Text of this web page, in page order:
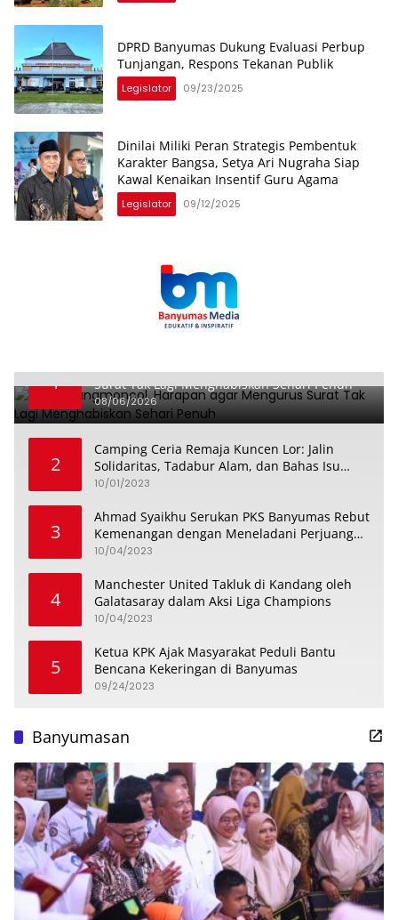
DPRD Banyumas Dukung Evaluasi Perbup
Tunjangan, Respons Tekanan Publik
Legislator 09/23/2025
Dinilai Miliki Peran Strategis Pembentuk
Karakter Bangsa, Setya Ari Nugraha Siap
Kawal Kenaikan Insentif Guru Agama
Legislator 09/12/2025
1
Surat Tak Lagi Menghabiskan Sehari Penuh
08/06/2026
2
Camping Ceria Remaja Kuncen Lor: Jalin
Solidaritas, Tadabur Alam, dan Bahas Isu
Keremajaan
10/01/2023
3
Ahmad Syaikhu Serukan PKS Banyumas Rebut
Kemenangan dengan Meneladani Perjuangan
Soedirman
10/04/2023
4
Manchester United Takluk di Kandang oleh
Galatasaray dalam Aksi Liga Champions
10/04/2023
5
Ketua KPK Ajak Masyarakat Peduli Bantu
Bencana Kekeringan di Banyumas
09/24/2023
Banyumasan